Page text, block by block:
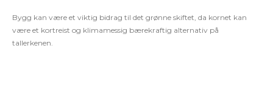
Bygg kan være et viktig bidrag til det grønne skiftet, da kornet kan
være et kortreist og klimamessig bærekraftig alternativ på
tallerkenen.